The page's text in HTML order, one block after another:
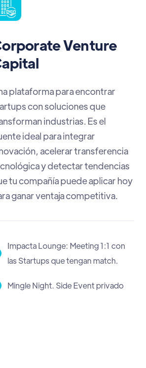
Investors
es una oportunidad
para angel investors: un
donde descubrir startups
alto potencial, conectar con
y otros inversionistas para
y acceder a instancias
de networking que
generar relaciones
y detectar
el ecosistema LATAM.
las Startups que tengan match.